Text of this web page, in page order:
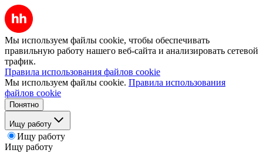
Мы используем файлы cookie, чтобы обеспечивать
правильную работу нашего веб-сайта и анализировать сетевой
трафик.
Правила использования файлов cookie
Мы используем файлы cookie. Правила использования
файлов cookie
Понятно
Ищу работу
Ищу работу
Ищу работу